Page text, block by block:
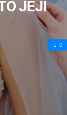
JEJÍ
0